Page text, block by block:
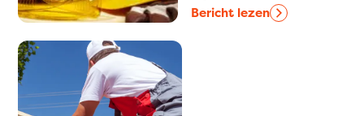
Bericht lezen